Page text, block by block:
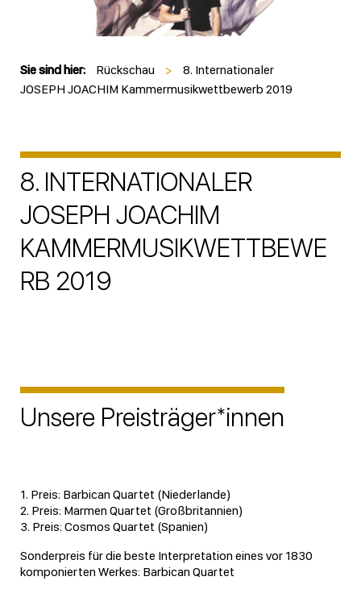
Sie sind hier: Rückschau >
8. Internationaler
JOSEPH JOACHIM Kammermusikwettbewerb 2019
8. INTERNATIONALER
JOSEPH JOACHIM
KAMMERMUSIKWETTBEWE
RB 2019
Unsere Preisträger*innen
1. Preis: Barbican Quartet (Niederlande)
2. Preis: Marmen Quartet (Großbritannien)
3. Preis: Cosmos Quartet (Spanien)
Sonderpreis für die beste Interpretation eines vor 1830
komponierten Werkes: Barbican Quartet